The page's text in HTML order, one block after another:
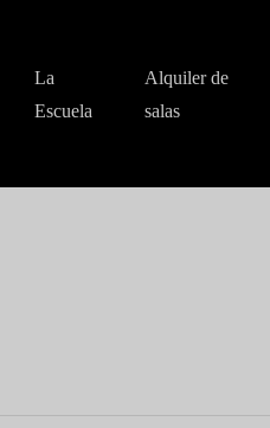
La
Escuela
Alquiler de
salas